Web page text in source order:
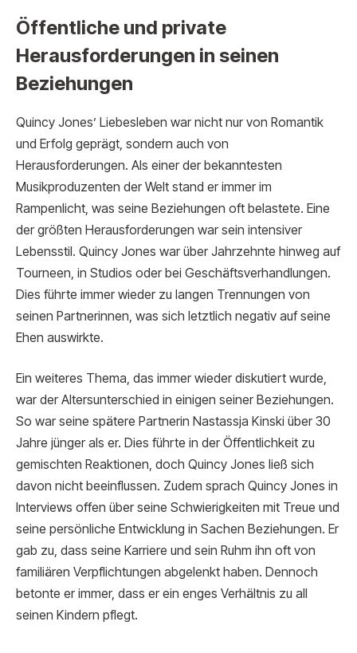
Öffentliche und private
Herausforderungen in seinen
Beziehungen
Quincy Jones’ Liebesleben war nicht nur von Romantik
und Erfolg geprägt, sondern auch von
Herausforderungen. Als einer der bekanntesten
Musikproduzenten der Welt stand er immer im
Rampenlicht, was seine Beziehungen oft belastete. Eine
der größten Herausforderungen war sein intensiver
Lebensstil. Quincy Jones war über Jahrzehnte hinweg auf
Tourneen, in Studios oder bei Geschäftsverhandlungen.
Dies führte immer wieder zu langen Trennungen von
seinen Partnerinnen, was sich letztlich negativ auf seine
Ehen auswirkte.
Ein weiteres Thema, das immer wieder diskutiert wurde,
war der Altersunterschied in einigen seiner Beziehungen.
So war seine spätere Partnerin Nastassja Kinski über 30
Jahre jünger als er. Dies führte in der Öffentlichkeit zu
gemischten Reaktionen, doch Quincy Jones ließ sich
davon nicht beeinflussen. Zudem sprach Quincy Jones in
Interviews offen über seine Schwierigkeiten mit Treue und
seine persönliche Entwicklung in Sachen Beziehungen. Er
gab zu, dass seine Karriere und sein Ruhm ihn oft von
familiären Verpflichtungen abgelenkt haben. Dennoch
betonte er immer, dass er ein enges Verhältnis zu all
seinen Kindern pflegt.